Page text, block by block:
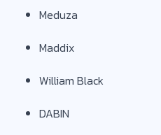
Meduza
Maddix
William Black
DABIN